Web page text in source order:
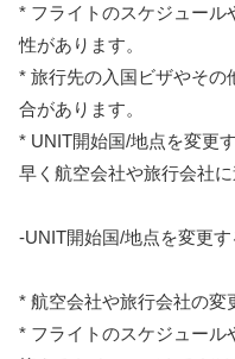
* フライトのスケジュール
性があります。
* 旅行先の入国ビザやその
合があります。
* UNIT開始国/地点を変更
早く航空会社や旅行会社
-UNIT開始国/地点を変更
* 航空会社や旅行会社の変
* フライトのスケジュール